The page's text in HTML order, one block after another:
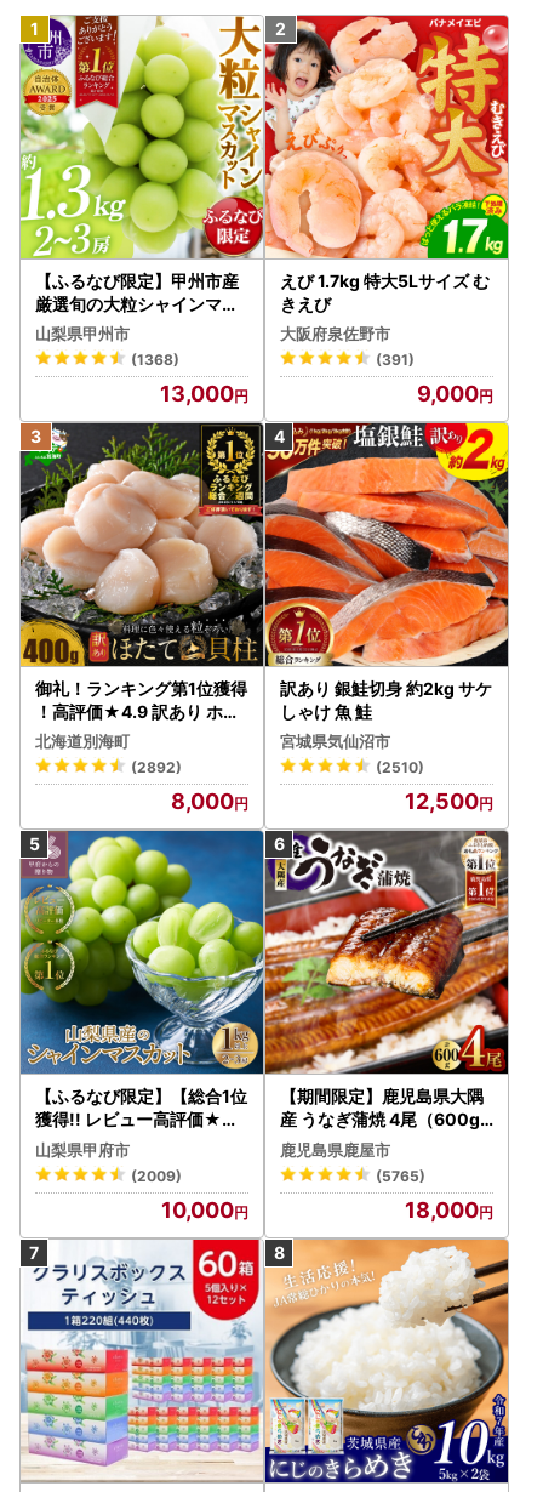
【ふるなび限定】甲州市産
厳選旬の大粒シャインマス
カット 約1.3kg 2～3房【2
026年発送】（MG）B12-
472 FN-Limited-VO シャ
インマスカット フルーツ
山梨県甲州市
(1368)
13,000
えび 1.7kg 特大5Lサイズ む
きえび
大阪府泉佐野市
(391)
9,000
御礼！ランキング第1位獲得
！高評価★4.9 訳あり ホタ
テ 400g（ほたて 帆立 貝柱
冷凍 ）
北海道別海町
(2892)
8,000
訳あり 銀鮭切身 約2kg サケ
しゃけ 魚 鮭
宮城県気仙沼市
(2510)
12,500
【ふるなび限定】【総合1位
獲得!! レビュー高評価★】
〈2026年度配送分〉山梨
県産 シャインマスカット 2
～3房（1.0kg以上）シャイ
ン フルーツ FN-Limited-S
P
山梨県甲府市
(2009)
10,000
【期間限定】鹿児島県大隅
産 うなぎ蒲焼 4尾（600g
） KN007-004-04-cp18
うなぎ 鰻 魚 惣菜 総菜
鹿児島県鹿屋市
(5765)
18,000